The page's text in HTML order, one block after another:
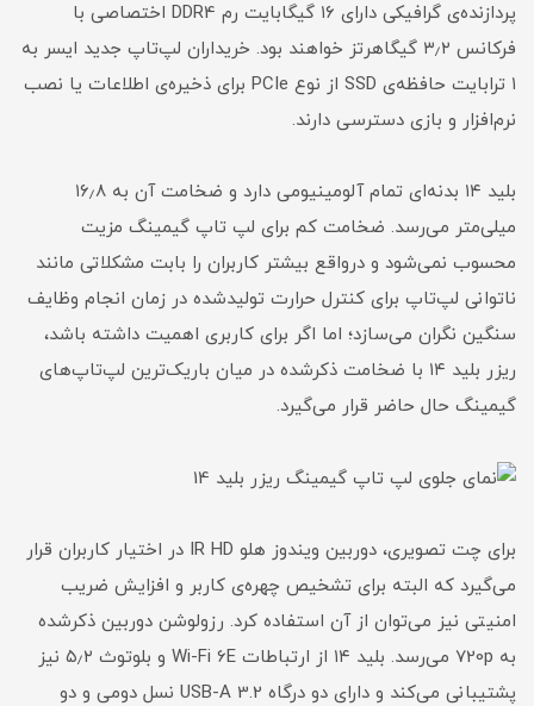
پردازنده‌ی گرافیکی دارای ۱۶ گیگابایت رم DDR4 اختصاصی با
فرکانس ۳٫۲ گیگاهرتز خواهند بود. خریداران لپ‌تاپ جدید ایسر به
۱ ترابایت حافظه‌ی SSD از نوع PCIe برای ذخیره‌ی اطلاعات یا نصب
نرم‌افزار و بازی دسترسی دارند.
بلید ۱۴ بدنه‌ای تمام آلومینیومی دارد و ضخامت آن به ۱۶٫۸
میلی‌متر می‌رسد. ضخامت کم برای لپ تاپ‌ گیمینگ مزیت
محسوب نمی‌شود و درواقع بیشتر کاربران را بابت مشکلاتی مانند
ناتوانی لپ‌تاپ برای کنترل حرارت تولیدشده در زمان انجام وظایف
سنگین نگران می‌سازد؛ اما اگر برای کاربری اهمیت داشته باشد،
ریزر بلید ۱۴ با ضخامت ذکرشده در میان باریک‌ترین لپ‌تاپ‌های
گیمینگ حال حاضر قرار می‌گیرد.
برای چت تصویری، دوربین ویندوز هلو IR HD در اختیار کاربران قرار
می‌گیرد که البته برای تشخیص چهره‌ی کاربر و افزایش ضریب
امنیتی نیز می‌توان از آن استفاده کرد. رزولوشن دوربین ذکرشده
به 720p می‌رسد. بلید ۱۴ از ارتباطات Wi-Fi 6E و بلوتوث ۵٫۲ نیز
پشتیبانی می‌کند و دارای دو درگاه USB-A 3.2 نسل دومی و دو